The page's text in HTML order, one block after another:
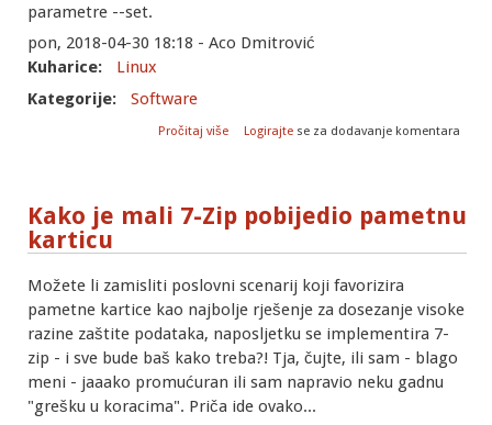
parametre --set.
pon, 2018-04-30 18:18 - Aco Dmitrović
Kuharice:
Linux
Kategorije:
Software
Pročitaj više
o Naredba blockdev - izmjena postavki
Logirajte se za dodavanje komentara
Kako je mali 7-Zip pobijedio pametnu
karticu
Možete li zamisliti poslovni scenarij koji favorizira
pametne kartice kao najbolje rješenje za dosezanje visoke
razine zaštite podataka, naposljetku se implementira 7-
zip - i sve bude baš kako treba?! Tja, čujte, ili sam - blago
meni - jaaako promućuran ili sam napravio neku gadnu
"grešku u koracima". Priča ide ovako...